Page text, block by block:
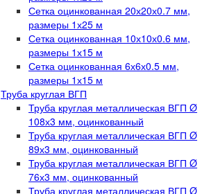
Сетка оцинкованная 20х20х0.7 мм,
размеры 1х25 м
Сетка оцинкованная 10х10х0.6 мм,
размеры 1х15 м
Сетка оцинкованная 6х6х0.5 мм,
размеры 1х15 м
Труба круглая ВГП
Труба круглая металлическая ВГП Ø
108х3 мм, оцинкованный
Труба круглая металлическая ВГП Ø
89х3 мм, оцинкованный
Труба круглая металлическая ВГП Ø
76х3 мм, оцинкованный
Труба круглая металлическая ВГП Ø